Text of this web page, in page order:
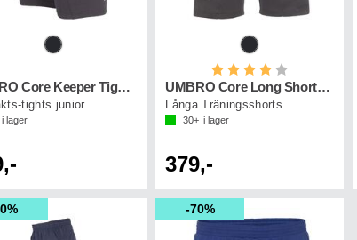
UMBRO Core Keeper Tights Jr
tights junior
i lager
Betyg:
UMBRO Core Long Shorts Jr
Långa Träningsshorts
30+ i lager
379,-
70%